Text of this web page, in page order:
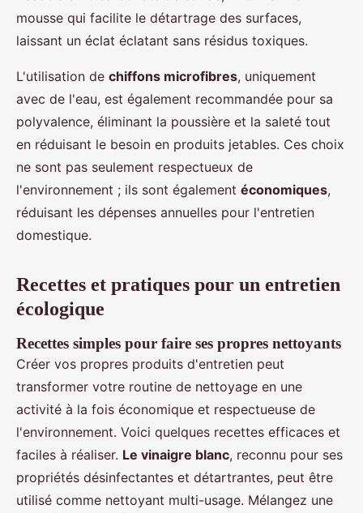
mousse qui facilite le détartrage des surfaces,
laissant un éclat éclatant sans résidus toxiques.
L'utilisation de chiffons microfibres, uniquement
avec de l'eau, est également recommandée pour sa
polyvalence, éliminant la poussière et la saleté tout
en réduisant le besoin en produits jetables. Ces choix
ne sont pas seulement respectueux de
l'environnement ; ils sont également économiques,
réduisant les dépenses annuelles pour l'entretien
domestique.
Recettes et pratiques pour un entretien
écologique
Recettes simples pour faire ses propres nettoyants
Créer vos propres produits d'entretien peut
transformer votre routine de nettoyage en une
activité à la fois économique et respectueuse de
l'environnement. Voici quelques recettes efficaces et
faciles à réaliser. Le vinaigre blanc, reconnu pour ses
propriétés désinfectantes et détartrantes, peut être
utilisé comme nettoyant multi-usage. Mélangez une